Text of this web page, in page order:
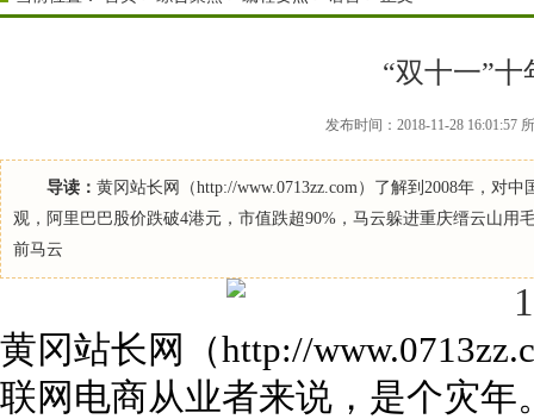
“双十一”
发布时间：2018-11-28 16:01:57
导读： 黄冈站长网（http://www.0713zz.com）了解到2008年，对
观，阿里巴巴股价跌破4港元，市值跌超90%，马云躲进重庆缙云山
前马云
黄冈站长网（http://
联网电商从业者来说，是个灾